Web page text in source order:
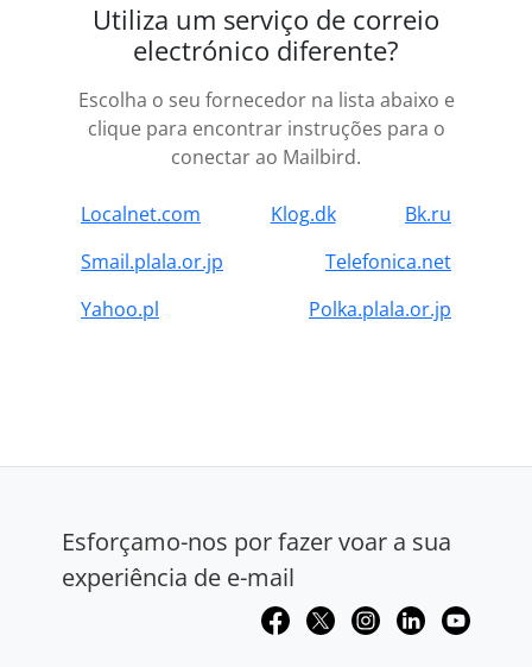
Utiliza um serviço de correio
electrónico diferente?
Escolha o seu fornecedor na lista abaixo e
clique para encontrar instruções para o
conectar ao Mailbird.
Localnet.com Klog.dk
Bk.ru
Smail.plala.or.jp
Telefonica.net
Yahoo.pl
Polka.plala.or.jp
Esforçamo-nos por fazer voar a sua
experiência de e-mail